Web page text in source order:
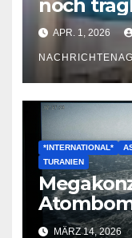
noch
APR. 1, 2026
*INTERNATIONAL*
TURANIEN
Nordanik
MÄRZ 14, 2026